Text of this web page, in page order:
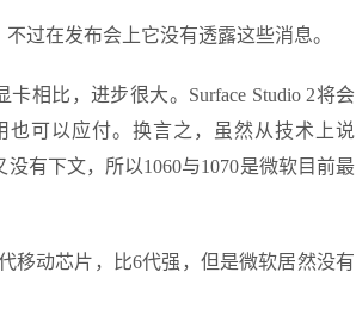
过在发布会上它没有透露这些消息。
相比，进步很大。Surface Studio 2将会
也可以应付。换言之，虽然从技术上说
有下文，所以1060与1070是微软目前最
移动芯片，比6代强，但是微软居然没有